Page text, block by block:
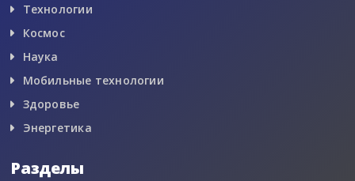
Технологии
Космос
Наука
Мобильные технологии
Здоровье
Энергетика
Разделы